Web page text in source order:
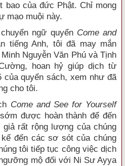
bao của đức Phật. Chỉ mong
mạo muội này.
ngữ quyển Come and
tiếng Anh, tôi đã may mắn
Nguyễn Văn Phú và Tịnh
hoan hỷ giúp dịch từ
quyển sách, xem như đã
cho tôi.
Come and See for Yourself
được hoàn thành để đến
rất rộng lượng của chúng
đến các sơ sót của chúng
tôi tiếp tục công việc dịch
mộ đối với Ni Sư Ayya